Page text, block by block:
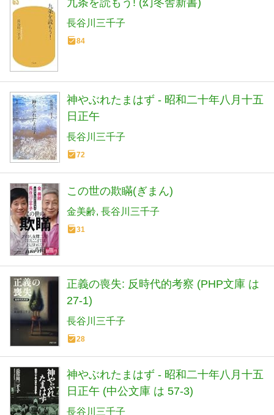
九条を読もう! (幻冬舎新書)
長谷川三千子
84
神やぶれたまはず - 昭和二十年八月十五
日正午
長谷川三千子
72
この世の欺瞞(ぎまん)
金美齢 長谷川三千子
31
正義の喪失: 反時代的考察 (PHP文庫 は
27-1)
長谷川三千子
28
神やぶれたまはず - 昭和二十年八月十五
日正午 (中公文庫 は 57-3)
長谷川三千子